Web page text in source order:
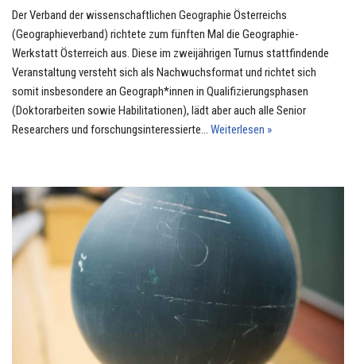
Der Verband der wissenschaftlichen Geographie Österreichs
(Geographieverband) richtete zum fünften Mal die Geographie-
Werkstatt Österreich aus. Diese im zweijährigen Turnus stattfindende
Veranstaltung versteht sich als Nachwuchsformat und richtet sich
somit insbesondere an Geograph*innen in Qualifizierungsphasen
(Doktorarbeiten sowie Habilitationen), lädt aber auch alle Senior
Researchers und forschungsinteressierte… Weiterlesen »